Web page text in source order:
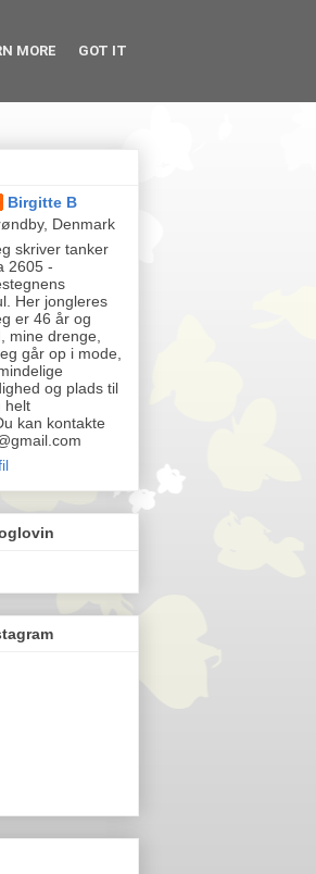
Birgitte B
Denmark
skriver tanker
2605 -
Her jongleres
er 46 år og
mine drenge,
går op i mode,
og plads til
helt
kan kontakte
MORE GOT IT